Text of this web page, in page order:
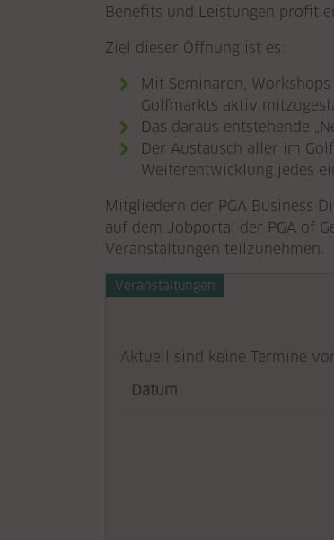
Benefits und Leistungen
Ziel dieser Öffnung ist es:
Mit Seminaren,
Golfmarkts aktiv
Das daraus entstehende
Der Austausch aller im
Weiterentwicklung jedes
Mitgliedern der PGA Business
auf dem Jobportal der PGA of
Veranstaltungen teilzunehmen.
Veranstaltungen
Aktuell sind keine Termine
Datum